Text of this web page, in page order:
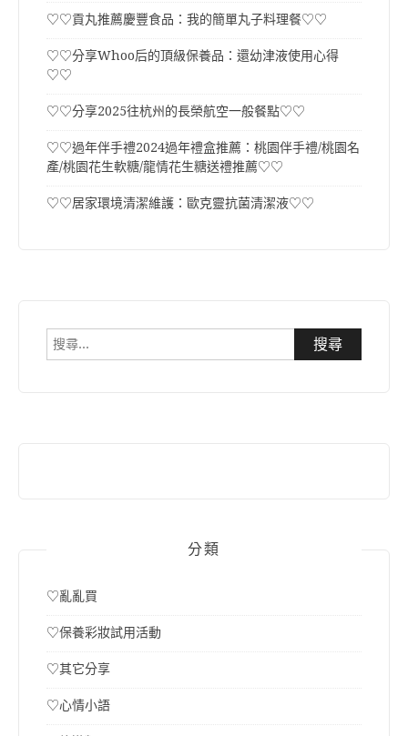
♡♡貢丸推薦慶豐食品：我的簡單丸子料理餐♡♡
♡♡分享Whoo后的頂級保養品：還幼津液使用心得
♡♡
♡♡分享2025往杭州的長榮航空一般餐點♡♡
♡♡過年伴手禮2024過年禮盒推薦：桃園伴手禮/桃園名
產/桃園花生軟糖/龍情花生糖送禮推薦♡♡
♡♡居家環境清潔維護：歐克靈抗菌清潔液♡♡
搜
分類
♡亂亂買
♡保養彩妝試用活動
♡其它分享
♡心情小語